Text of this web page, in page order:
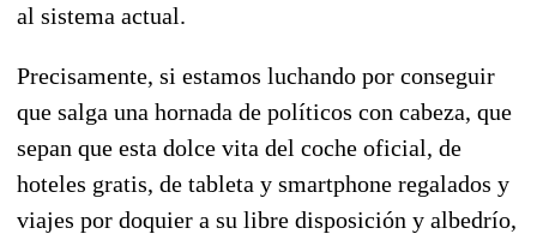
al sistema actual.
Precisamente, si estamos luchando por conseguir
que salga una hornada de políticos con cabeza, que
sepan que esta dolce vita del coche oficial, de
hoteles gratis, de tableta y smartphone regalados y
viajes por doquier a su libre disposición y albedrío,